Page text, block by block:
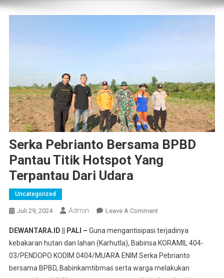
Serka Pebrianto Bersama BPBD
Pantau Titik Hotspot Yang
Terpantau Dari Udara
Uncategorized
Juli 29, 2024 Admin Leave A CommentOn
Pebrianto
Bersama
BPBD
Pantau
DEWANTARA.ID || PALI – Guna mengantisipasi terjadinya
kebakaran hutan dan lahan (Karhutla), Babinsa KORAMIL 404-
03/PENDOPO KODIM 0404/MUARA ENIM Serka Pebrianto
bersama BPBD, Babinkamtibmas serta warga melakukan